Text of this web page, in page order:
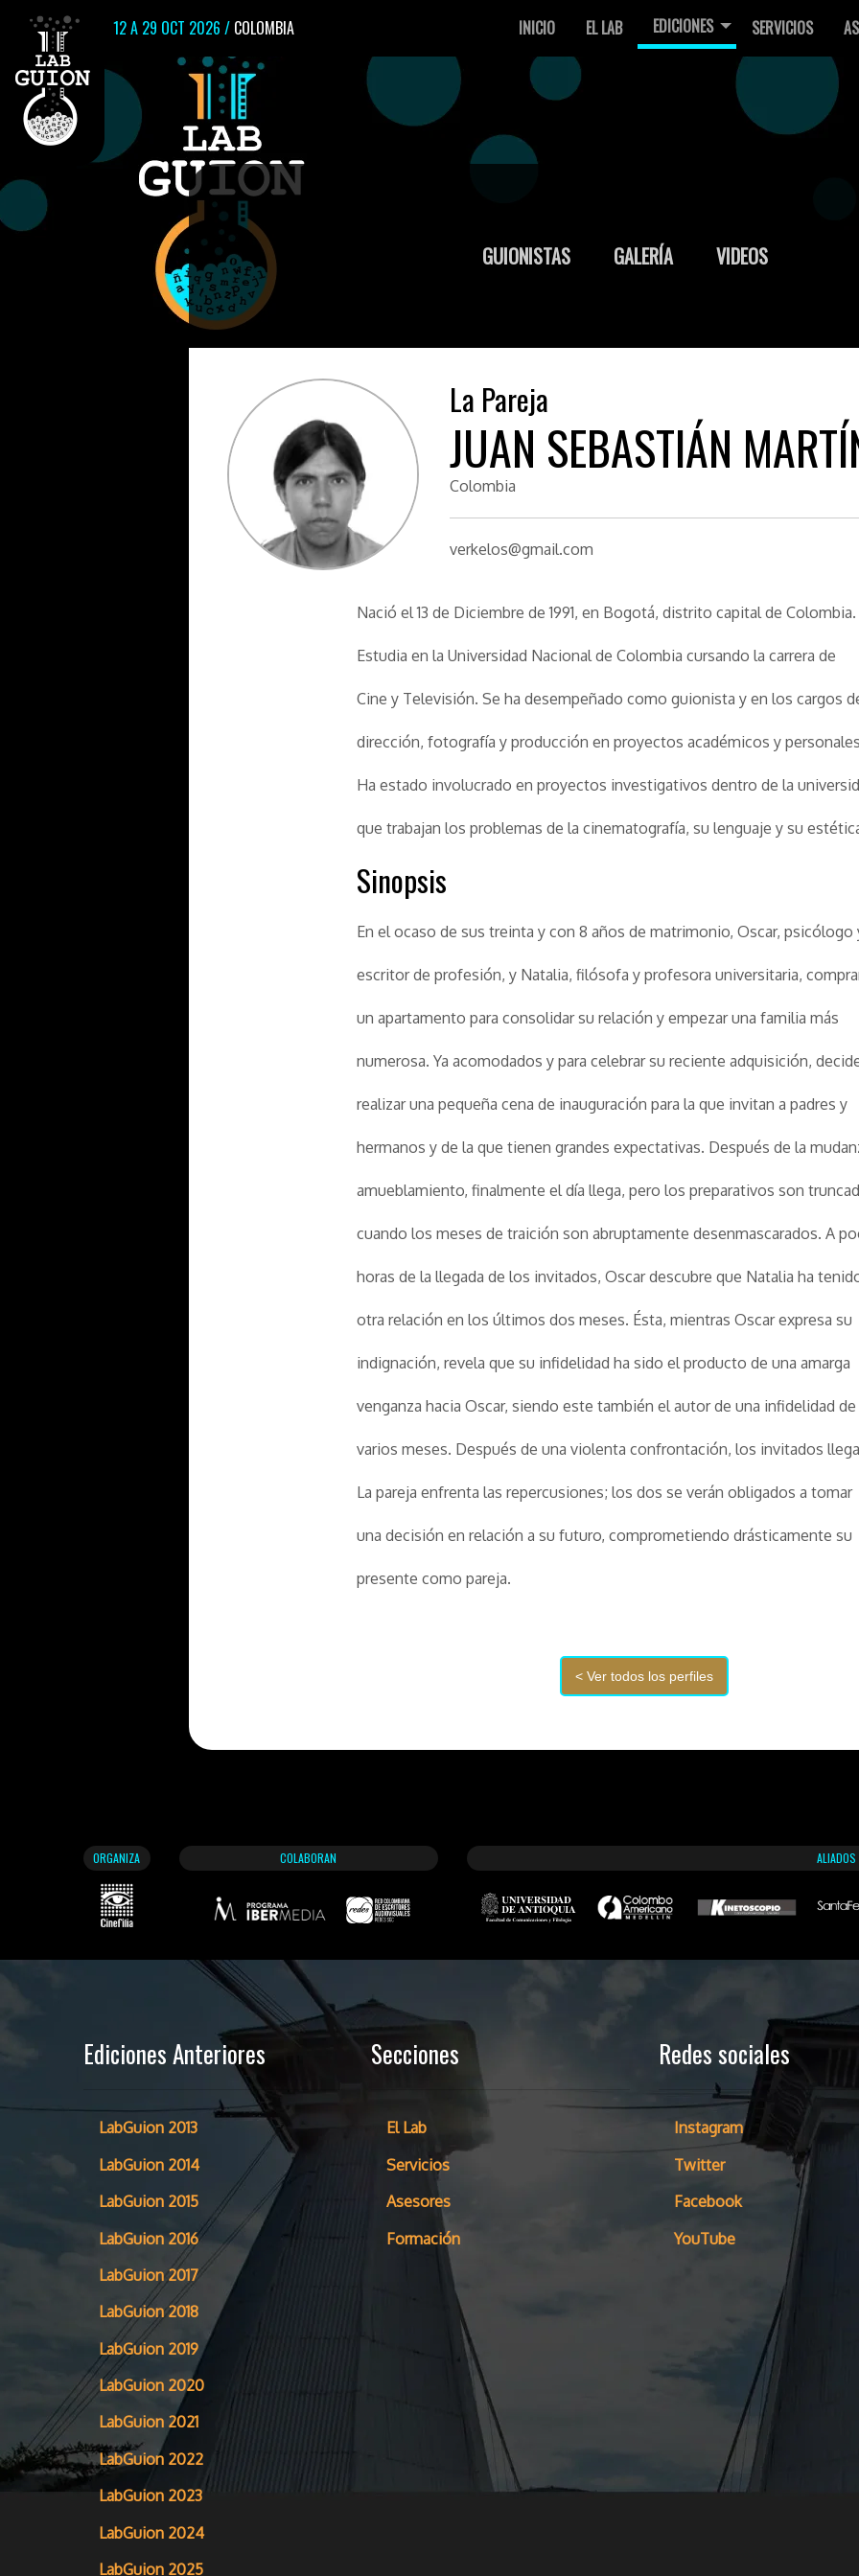
12 A 29 OCT 2026 / COLOMBIA INICIO EL LAB EDICIONES SERVICIOS
GUIONISTAS GALERÍA VIDEOS
La Pareja
JUAN SEBASTIÁN
Colombia
verkelos@gmail.com
Nació el 13 de Diciembre de 1991, en Bogotá, distrito capital de Colombia.
Estudia en la Universidad Nacional de Colombia cursando la carrera de
Cine y Televisión. Se ha desempeñado como guionista y en los cargos
dirección, fotografía y producción en proyectos académicos y
Ha estado involucrado en proyectos investigativos dentro de la
que trabajan los problemas de la cinematografía, su lenguaje y su
Sinopsis
En el ocaso de sus treinta y con 8 años de matrimonio, Oscar, psicólogo
escritor de profesión, y Natalia, filósofa y profesora universitaria,
un apartamento para consolidar su relación y empezar una familia más
numerosa. Ya acomodados y para celebrar su reciente adquisición,
realizar una pequeña cena de inauguración para la que invitan a padres y
hermanos y de la que tienen grandes expectativas. Después de la
amueblamiento, finalmente el día llega, pero los preparativos son
cuando los meses de traición son abruptamente desenmascarados. A
horas de la llegada de los invitados, Oscar descubre que Natalia ha
otra relación en los últimos dos meses. Ésta, mientras Oscar expresa su
indignación, revela que su infidelidad ha sido el producto de una amarga
venganza hacia Oscar, siendo este también el autor de una infidelidad de
varios meses. Después de una violenta confrontación, los invitados
La pareja enfrenta las repercusiones; los dos se verán obligados a tomar
una decisión en relación a su futuro, comprometiendo drásticamente su
presente como pareja.
ORGANIZA COLABORAN ALIADOS
Ediciones Anteriores
LabGuion 2013
LabGuion 2014
LabGuion 2015
LabGuion 2016
LabGuion 2017
LabGuion 2018
LabGuion 2019
LabGuion 2020
LabGuion 2021
LabGuion 2022
LabGuion 2023
LabGuion 2024
LabGuion 2025
Secciones
El Lab
Servicios
Asesores
Formación
Redes sociales
Instagram
Twitter
Facebook
YouTube